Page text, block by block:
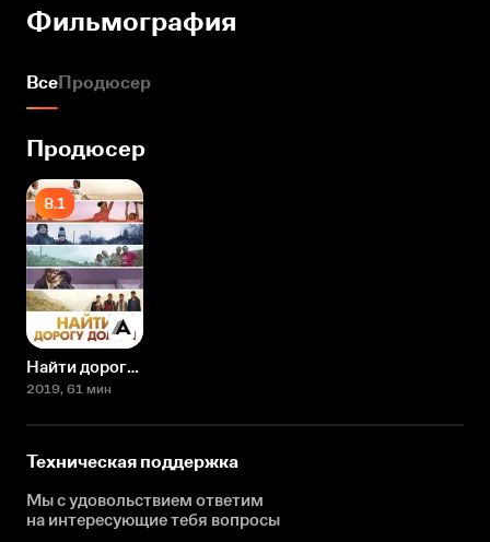
Фильмография
ВсеПродюсер
Продюсер
8.1
Найти дорогу домой
2019, 61 мин
Техническая поддержка
Мы с удовольствием ответим
на интересующиетебя вопросы